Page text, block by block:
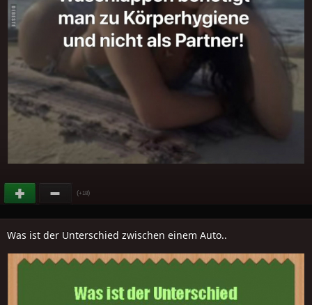
(+18)
Was ist der Unterschied zwischen einem Auto..